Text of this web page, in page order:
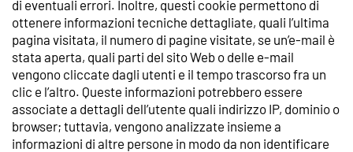
di eventuali errori. Inoltre, questi cookie permettono di
ottenere informazioni tecniche dettagliate, quali l’ultima
pagina visitata, il numero di pagine visitate, se un’e-mail è
stata aperta, quali parti del sito Web o delle e-mail
vengono cliccate dagli utenti e il tempo trascorso fra un
clic e l’altro. Queste informazioni potrebbero essere
associate a dettagli dell’utente quali indirizzo IP, dominio o
browser; tuttavia, vengono analizzate insieme a
informazioni di altre persone in modo da non identificare